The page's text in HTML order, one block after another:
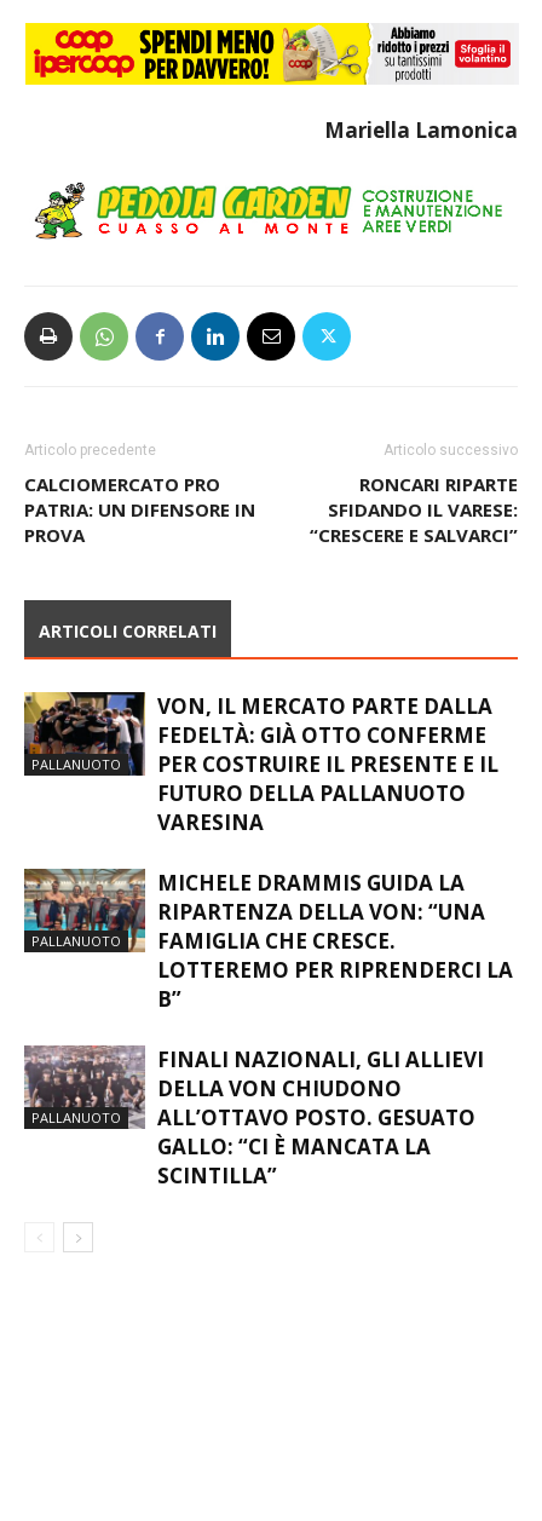
Articolo precedente
CALCIOMERCATO PRO
Articolo successivo
RONCARI RIPARTE
VON, IL MERCATO PARTE DALLA
FEDELTÀ: GIÀ OTTO CONFERME
PER COSTRUIRE IL PRESENTE E IL
FUTURO DELLA PALLANUOTO
MICHELE DRAMMIS GUIDA LA
RIPARTENZA DELLA VON: “UNA
FAMIGLIA CHE CRESCE.
LOTTEREMO PER RIPRENDERCI LA
FINALI NAZIONALI, GLI ALLIEVI
DELLA VON CHIUDONO
ALL’OTTAVO POSTO. GESUATO
GALLO: “CI È MANCATA LA